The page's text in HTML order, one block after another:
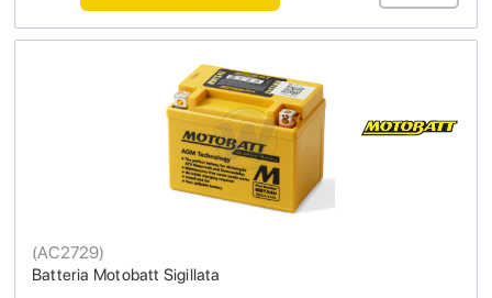
Batteria Motobatt Sigillata
(AC2729)